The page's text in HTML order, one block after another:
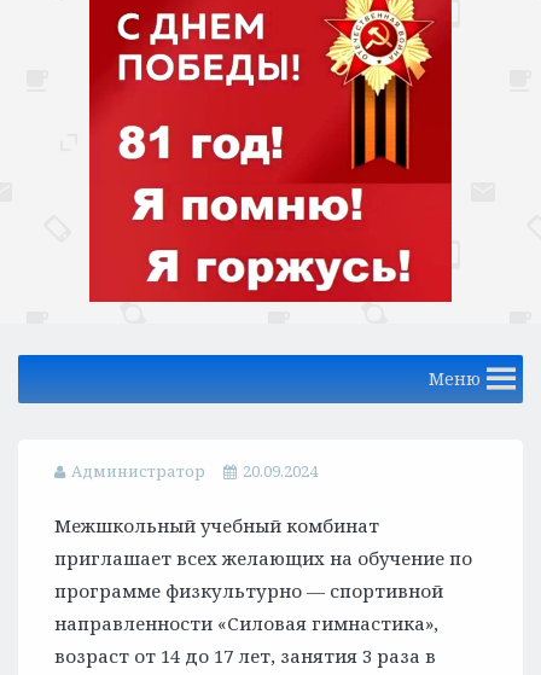
Меню
Администратор 20.09.2024
Межшкольный учебный комбинат
приглашает всех желающих на обучение по
программе физкультурно — спортивной
направленности «Силовая гимнастика»,
возраст от 14 до 17 лет, занятия 3 раза в